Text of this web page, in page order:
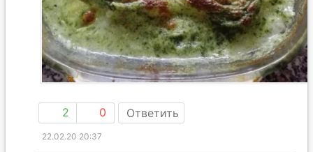
2 0 Ответить
22.02.20 20:37